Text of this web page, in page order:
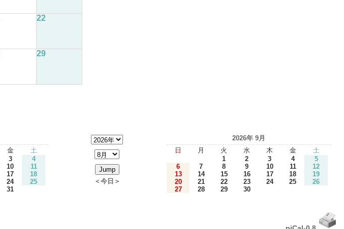
22
29
金
土
3
4
10
11
17
18
24
25
31
＜今日＞
2026年 9月
日
月 火 水 木 金
土
1
2 3 4
5
6
7 8 9 10 11
12
13
14 15 16 17 18
19
20
21 22 23 24 25
26
27
28 29 30